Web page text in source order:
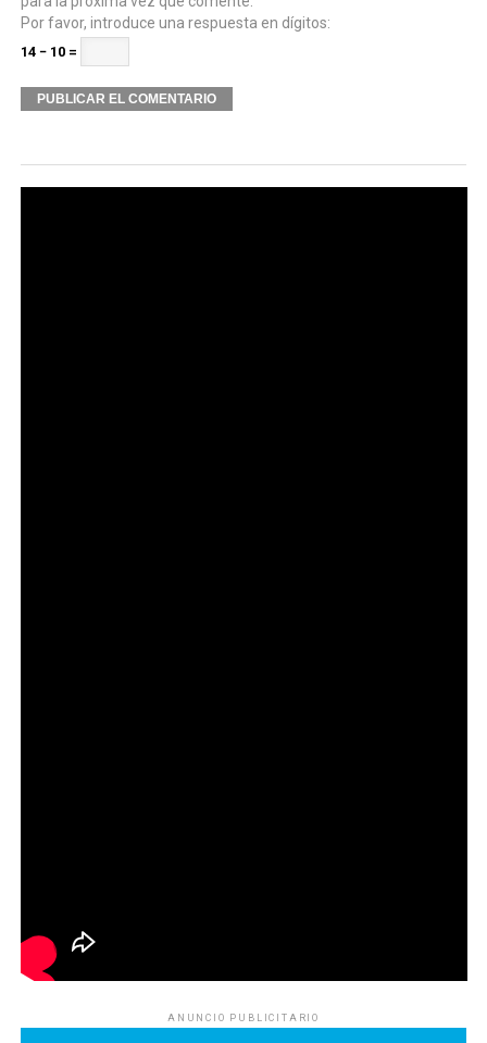
Por favor, introduce una respuesta en dígitos:
14 − 10 =
ANUNCIO PUBLICITARIO